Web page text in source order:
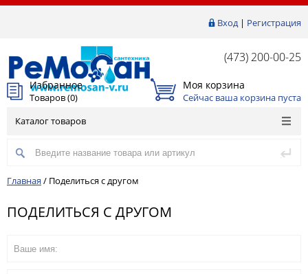
Вход| Регистрация
(473) 200-00-25
Избранное
Товаров (0)
Моя корзина
Сейчас ваша корзина пуста
Каталог товаров
Главная / Поделиться с другом
ПОДЕЛИТЬСЯ С ДРУГОМ